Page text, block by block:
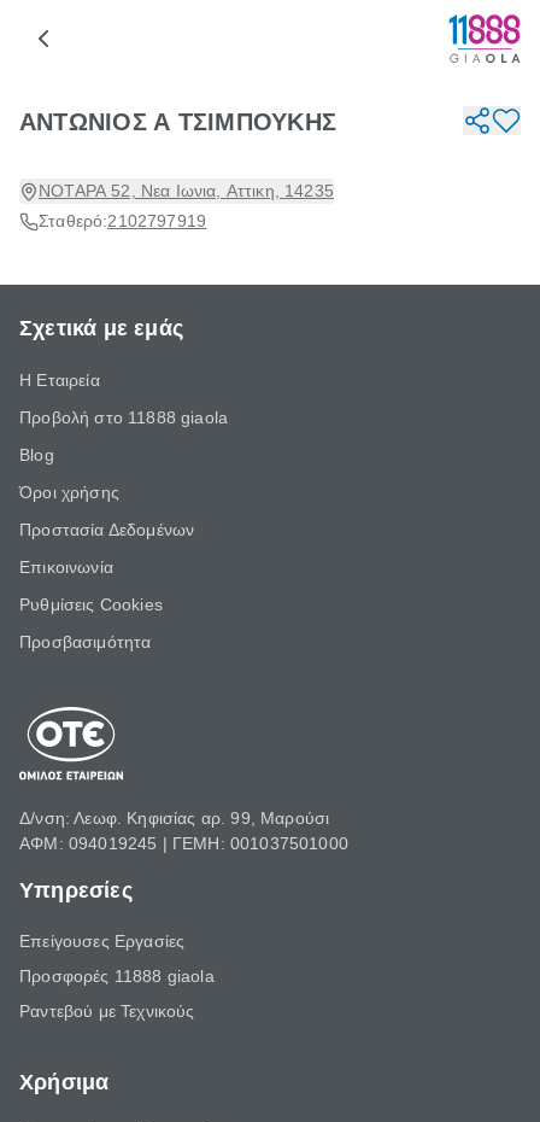
ΑΝΤΩΝΙΟΣ Α ΤΣΙΜΠΟΥΚΗΣ
ΝΟΤΑΡΑ 52, Νεα Ιωνια, Αττικη, 14235
Σταθερό:2102797919
Σχετικά με εμάς
Η Εταιρεία
Προβολή στο 11888 giaola
Blog
Όροι χρήσης
Προστασία Δεδομένων
Επικοινωνία
Ρυθμίσεις Cookies
Προσβασιμότητα
Δ/νση: Λεωφ. Κηφισίας αρ. 99, Μαρούσι
ΑΦΜ: 094019245 | ΓΕΜΗ: 001037501000
Υπηρεσίες
Επείγουσες Εργασίες
Προσφορές 11888 giaola
Ραντεβού με Τεχνικούς
Χρήσιμα